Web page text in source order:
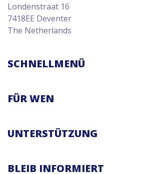
Londenstraat 16
7418EE Deventer
The Netherlands
SCHNELLMENÜ
FÜR WEN
UNTERSTÜTZUNG
BLEIB INFORMIERT